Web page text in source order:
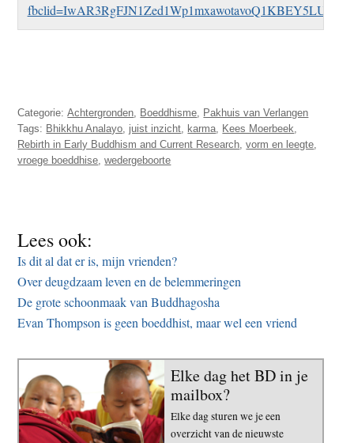
Categorie:Achtergronden, Boeddhisme, Pakhuis van Verlangen
Tags: Bhikkhu Analayo, juist inzicht, karma, Kees Moerbeek,
Rebirth in Early Buddhism and Current Research,vorm en leegte,
vroege boeddhise,wedergeboorte
Lees ook:
Is dit al dat er is, mijn vrienden?
Over deugdzaam leven en de belemmeringen
De grote schoonmaak van Buddhagosha
Evan Thompson is geen boeddhist, maar wel een vriend
Elke dag het BD in je
mailbox?
Elke dag sturen we je een
overzicht van de nieuwste